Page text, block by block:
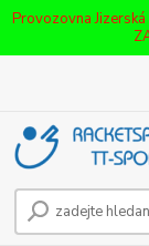
Provozovna